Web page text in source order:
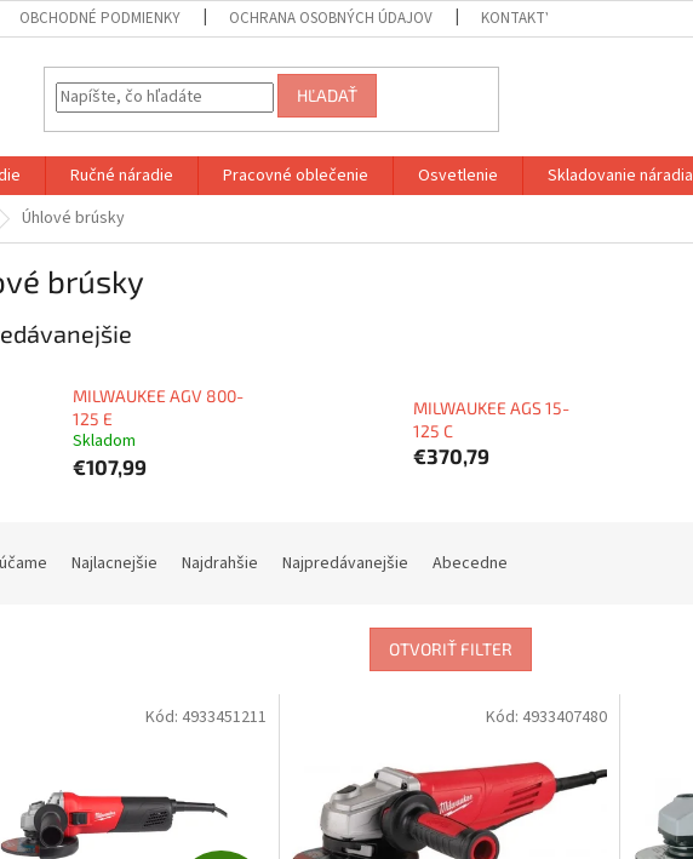
OBCHODNÉ PODMIENKY OCHRANA OSOBNÝCH ÚDAJOV KONTAKTY
HĽADAŤ
Ručné náradie Pracovné oblečenie Osvetlenie Skladovanie náradia
Úhlové brúsky
brúsky
MILWAUKEE AGV 800-
125 E
Skladom
€107,99
MILWAUKEE AGS 15-
125 C
€370,79
Najlacnejšie Najdrahšie Najpredávanejšie Abecedne
OTVORIŤ FILTER
Kód: 4933451211 Kód: 4933407480